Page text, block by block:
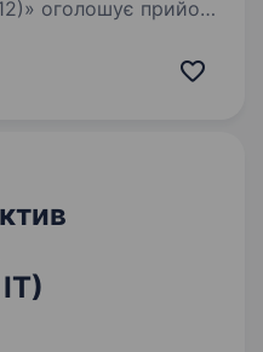
оголошує прийом